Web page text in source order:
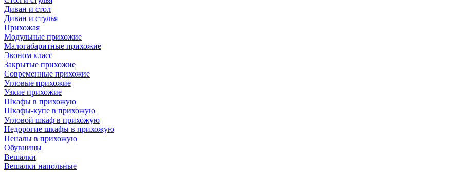
Диван и стол
Диван и стулья
Прихожая
Модульные прихожие
Малогабаритные прихожие
Эконом класс
Закрытые прихожие
Современные прихожие
Угловые прихожие
Узкие прихожие
Шкафы в прихожую
Шкафы-купе в прихожую
Угловой шкаф в прихожую
Недорогие шкафы в прихожую
Пеналы в прихожую
Обувницы
Вешалки
Вешалки напольные